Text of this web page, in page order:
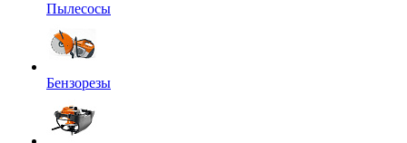
Пылесосы
Бензорезы